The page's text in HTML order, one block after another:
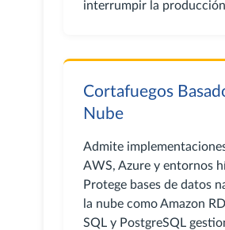
interrumpir la
Cortafuegos
Nube
Admite
AWS, Azure y entornos
Protege bases de datos
la nube como Amazon
SQL y PostgreSQL